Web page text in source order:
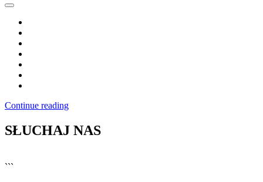
Continue reading
SŁUCHAJ NAS
```